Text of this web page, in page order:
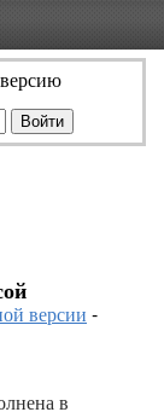
версии -
в